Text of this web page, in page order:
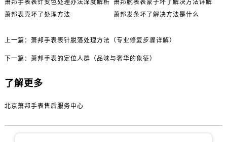
萧邦手表表针变色处理办法深度解析 萧邦腕表表蒙子坏了解决方法详解
萧邦表壳坏了处理方法
萧邦发条坏了解决方法是什么
上一篇： 萧邦手表表针脱落处理方法（专业修复步骤详解）
下一篇： 萧邦手表的定位人群（品味与奢华的象征）
了解更多
北京萧邦手表售后服务中心